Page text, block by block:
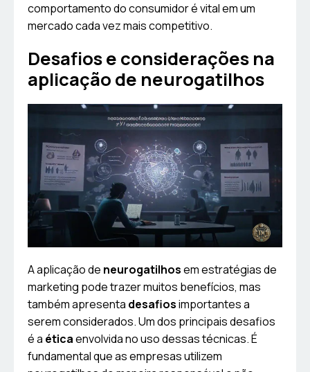
comportamento do consumidor é vital em um
mercado cada vez mais competitivo.
Desafios e considerações na
aplicação de neurogatilhos
A aplicação de neurogatilhosem estratégias de
marketing pode trazer muitos benefícios, mas
também apresenta desafiosimportantes a
serem considerados. Um dos principais desafios
é a éticaenvolvida no uso dessas técnicas. É
fundamental que as empresas utilizem